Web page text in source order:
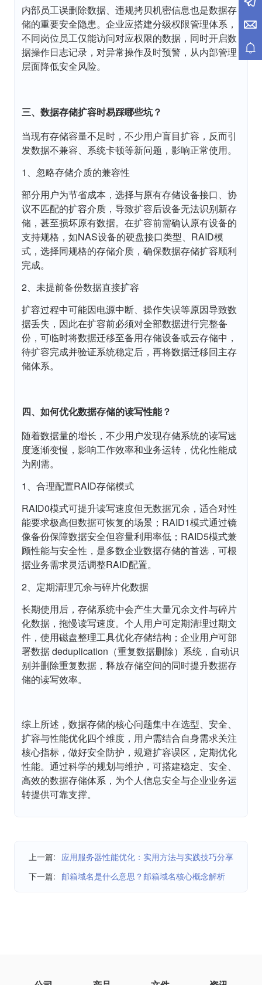
内部员工误删除数据、违规拷贝机密信息也是数据存
储的重要安全隐患。企业应搭建分级权限管理体系，
不同岗位员工仅能访问对应权限的数据，同时开启数
据操作日志记录，对异常操作及时预警，从内部管理
层面降低安全风险。
三、数据存储扩容时易踩哪些坑？
当现有存储容量不足时，不少用户盲目扩容，反而引
发数据不兼容、系统卡顿等新问题，影响正常使用。
1、忽略存储介质的兼容性
部分用户为节省成本，选择与原有存储设备接口、协
议不匹配的扩容介质，导致扩容后设备无法识别新存
储，甚至损坏原有数据。在扩容前需确认原有设备的
支持规格，如NAS设备的硬盘接口类型、RAID模
式，选择同规格的存储介质，确保数据存储扩容顺利
完成。
2、未提前备份数据直接扩容
扩容过程中可能因电源中断、操作失误等原因导致数
据丢失，因此在扩容前必须对全部数据进行完整备
份，可临时将数据迁移至备用存储设备或云存储中，
待扩容完成并验证系统稳定后，再将数据迁移回主存
储体系。
四、如何优化数据存储的读写性能？
随着数据量的增长，不少用户发现存储系统的读写速
度逐渐变慢，影响工作效率和业务运转，优化性能成
为刚需。
1、合理配置RAID存储模式
RAID0模式可提升读写速度但无数据冗余，适合对性
能要求极高但数据可恢复的场景；RAID1模式通过镜
像备份保障数据安全但容量利用率低；RAID5模式兼
顾性能与安全性，是多数企业数据存储的首选，可根
据业务需求灵活调整RAID配置。
2、定期清理冗余与碎片化数据
长期使用后，存储系统中会产生大量冗余文件与碎片
化数据，拖慢读写速度。个人用户可定期清理过期文
件，使用磁盘整理工具优化存储结构；企业用户可部
署数据 deduplication（重复数据删除）系统，自动识
别并删除重复数据，释放存储空间的同时提升数据存
储的读写效率。
综上所述，数据存储的核心问题集中在选型、安全、
扩容与性能优化四个维度，用户需结合自身需求关注
核心指标，做好安全防护，规避扩容误区，定期优化
性能。通过科学的规划与维护，可搭建稳定、安全、
高效的数据存储体系，为个人信息安全与企业业务运
转提供可靠支撑。
上一篇: 应用服务器性能优化：实用方法与实践技巧分享
下一篇: 邮箱域名是什么意思？邮箱域名核心概念解析